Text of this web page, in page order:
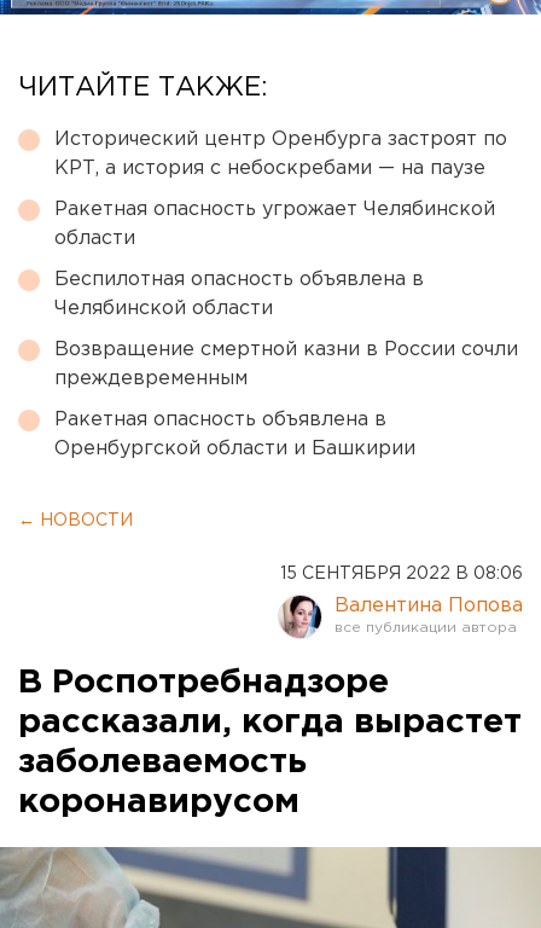
ЧИТАЙТЕ ТАКЖЕ:
Исторический центр Оренбурга застроят по
КРТ, а история с небоскребами — на паузе
Ракетная опасность угрожает Челябинской
области
Беспилотная опасность объявлена в
Челябинской области
Возвращение смертной казни в России сочли
преждевременным
Ракетная опасность объявлена в
Оренбургской области и Башкирии
← НОВОСТИ
15 СЕНТЯБРЯ 2022 В 08:06
Валентина Попова
В Роспотребнадзоре
рассказали, когда вырастет
заболеваемость
коронавирусом